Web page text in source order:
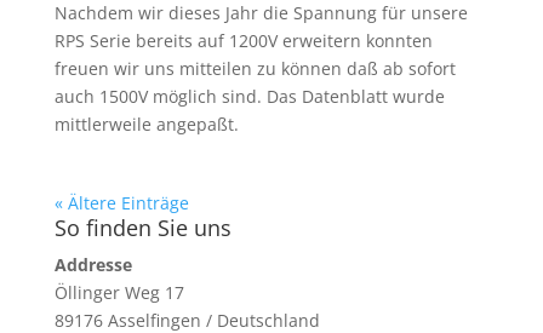
Nachdem wir dieses Jahr die Spannung für unsere
RPS Serie bereits auf 1200V erweitern konnten
freuen wir uns mitteilen zu können daß ab sofort
auch 1500V möglich sind. Das Datenblatt wurde
mittlerweile angepaßt.
« Ältere Einträge
So finden Sie uns
Addresse
Öllinger Weg 17
89176 Asselfingen / Deutschland